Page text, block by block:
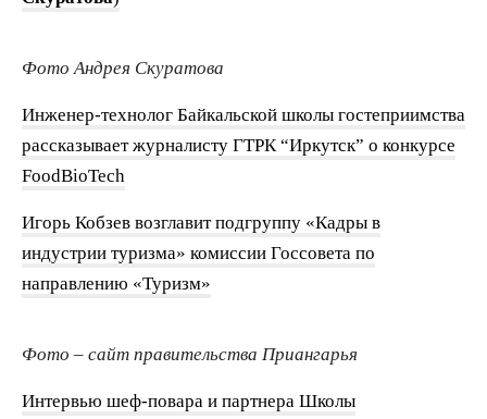
Фото Андрея Скуратова
Инженер-технолог Байкальской школы гостеприимства
рассказывает журналисту ГТРК “Иркутск” о конкурсе
FoodBioTech
Игорь Кобзев возглавит подгруппу «Кадры в
индустрии туризма» комиссии Госсовета по
направлению «Туризм»
Фото – сайт правительства Приангарья
Интервью шеф-повара и партнера Школы